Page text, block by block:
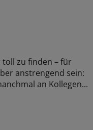
toll zu finden – für
anstrengend sein:
an Kollegen...